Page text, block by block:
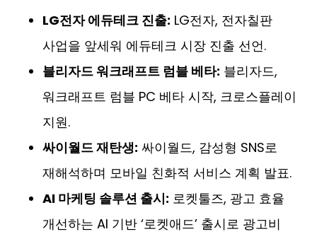
LG전자 에듀테크 진출: LG전자, 전자칠판
사업을 앞세워 에듀테크 시장 진출 선언.
블리자드 워크래프트 럼블 베타: 블리자드,
워크래프트 럼블 PC 베타 시작, 크로스플레이
지원.
싸이월드 재탄생: 싸이월드, 감성형 SNS로
재해석하며 모바일 친화적 서비스 계획 발표.
AI 마케팅 솔루션 출시: 로켓툴즈, 광고 효율
개선하는 AI 기반 ‘로켓애드’ 출시로 광고비